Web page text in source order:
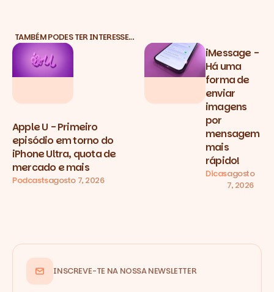
TAMBÉM PODES TER INTERESSE…
Apple U - Primeiro
episódio em torno do
iPhone Ultra, quota de
mercado e mais
Podcastsagosto 7, 2026
iMessage -
Há uma
forma de
enviar
imagens
por
mensagem
mais
rápido!
Dicasagosto
7, 2026
INSCREVE-TE NA NOSSA NEWSLETTER